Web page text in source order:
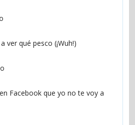
ver qué pesco (¡Wuh!)
Facebook que yo no te voy a